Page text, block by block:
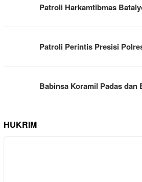
Patroli Harkamtibmas
Patroli Perintis Presisi
Babinsa Koramil Padas
HUKRIM